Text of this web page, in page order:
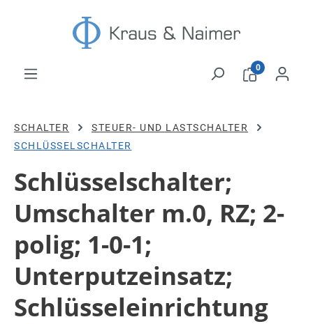
Zum Hauptinhalt springen
0
SCHALTER
STEUER- UND LASTSCHALTER
SCHLÜSSELSCHALTER
Schlüsselschalter;
Umschalter m.0, RZ; 2-
polig; 1-0-1;
Unterputzeinsatz;
Schlüsseleinrichtung